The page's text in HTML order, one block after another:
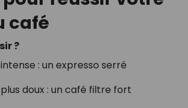
café
?
: un expresso serré
doux : un café filtre fort